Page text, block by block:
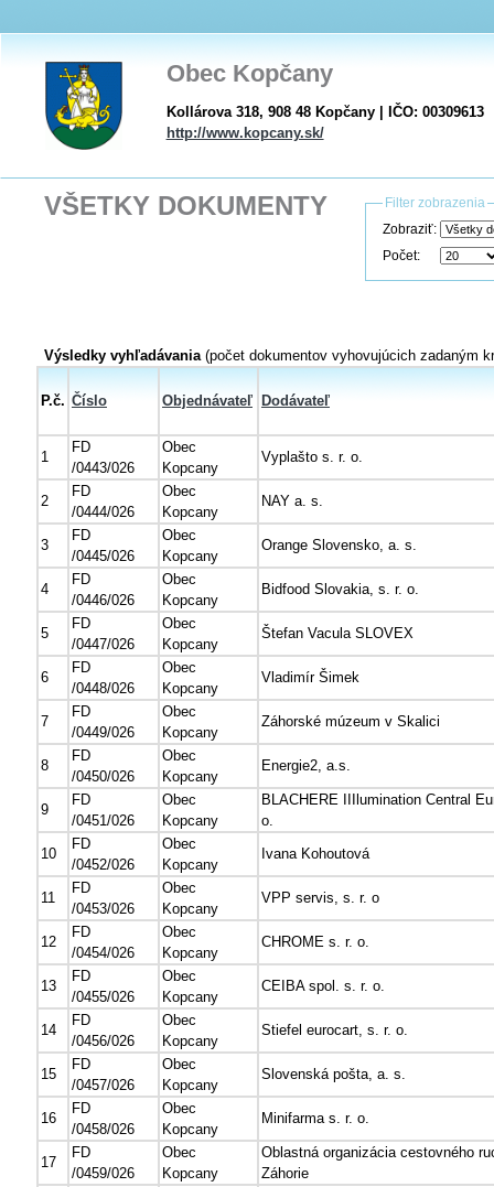
Obec Kopčany
Kollárova 318, 908 48 Kopčany | IČO: 00309613
http://www.kopcany.sk/
Filter zobrazenia
Zobraziť:
Počet:
VŠETKY DOKUMENTY
Výsledky vyhľadávania(počet dokumentov vyhovujúcich zadaným
P.č. Číslo Objednávateľ Dodávateľ
1
FD
/0443/026
Obec
Kopcany
Vyplašto s. r. o.
2
FD
/0444/026
Obec
Kopcany
NAY a. s.
3
FD
/0445/026
Obec
Kopcany
Orange Slovensko, a. s.
4
FD
/0446/026
Obec
Kopcany
Bidfood Slovakia, s. r. o.
5
FD
/0447/026
Obec
Kopcany
Štefan Vacula SLOVEX
6
FD
/0448/026
Obec
Kopcany
Vladimír Šimek
7
FD
/0449/026
Obec
Kopcany
Záhorské múzeum v Skalici
8
FD
/0450/026
Obec
Kopcany
Energie2, a.s.
9
FD
/0451/026
Obec
Kopcany
BLACHERE IIIlumination Central
o.
10
FD
/0452/026
Obec
Kopcany
Ivana Kohoutová
11
FD
/0453/026
Obec
Kopcany
VPP servis, s. r. o
12
FD
/0454/026
Obec
Kopcany
CHROME s. r. o.
13
FD
/0455/026
Obec
Kopcany
CEIBA spol. s. r. o.
14
FD
/0456/026
Obec
Kopcany
Stiefel eurocart, s. r. o.
15
FD
/0457/026
Obec
Kopcany
Slovenská pošta, a. s.
16
FD
/0458/026
Obec
Kopcany
Minifarma s. r. o.
17
FD
/0459/026
Obec
Kopcany
Oblastná organizácia cestovného
Záhorie